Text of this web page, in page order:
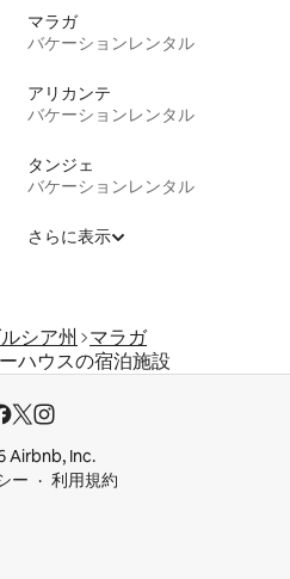
マラガ
バケーションレンタル
アリカンテ
バケーションレンタル
タンジェ
バケーションレンタル
さらに表示
シア州
マラガ
ハウスの宿泊施設
Airbnb, Inc.
ー
利用規約